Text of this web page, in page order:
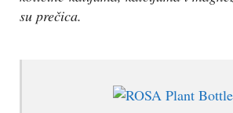
su prečica.